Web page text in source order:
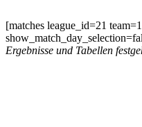
[matches league_id=21
Ergebnisse und Tabellen